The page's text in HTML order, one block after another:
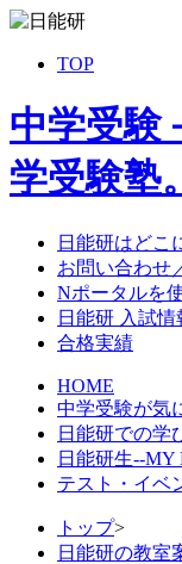
TOP
中学受験
学受験塾
日能研はどこ
お問い合わせ
Nポータルを
日能研 入試情
合格実績
HOME
中学受験が気
日能研での学
日能研生--
テスト・イベ
トップ>
日能研の教室